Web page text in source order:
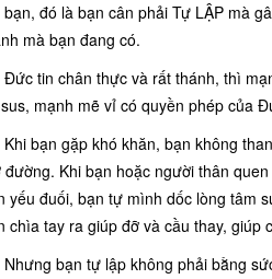
bạn, đó là bạn cân phải Tự LẬP mà
mà bạn đang có.
Đức tin chân thực và rất thánh, thì
mạnh mẽ vỉ có quyền phép của
Khi bạn gặp khó khăn, bạn không
đường. Khi bạn hoặc người thân
yếu đuối, bạn tự mình dốc lòng tâm
chìa tay ra giúp đỡ và cầu thay,
Nhưng bạn tự lập không phải bằng